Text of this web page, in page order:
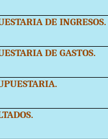
DE INGRESOS.
DE GASTOS.